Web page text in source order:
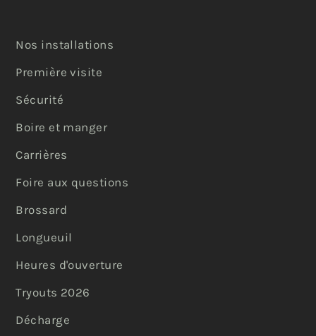
Nos installations
Première visite
Sécurité
Boire et manger
Carrières
Foire aux questions
Brossard
Longueuil
Heures d'ouverture
Tryouts 2026
Décharge